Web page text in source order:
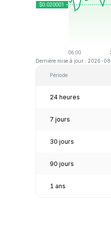
Dernière mise à jour : 2026-
Période
24 heures
7 jours
30 jours
90 jours
1 ans